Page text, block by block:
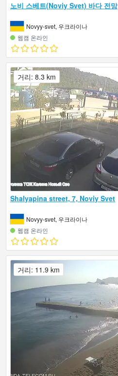
노비 스베트(Noviy Svet) 바다 전망
Novyy-svet, 우크라이나
웹캠 온라인
Shalyapina street, 7, Noviy Svet
Novyy-svet, 우크라이나
웹캠 온라인
거리: 8.3 km
거리: 11.9 km